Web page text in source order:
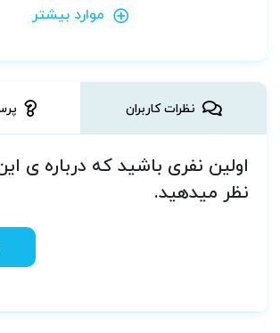
موارد بیشتر
نظرات کاربران
اولین نفری باشید که درباره ی
نظر میدهید.